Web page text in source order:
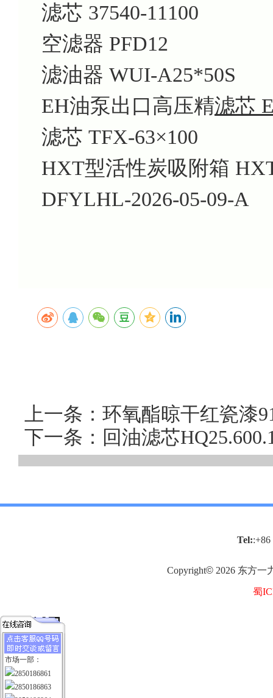
滤芯 37540-11100
空滤器 PFD12
滤油器 WUI-A25*50S
EH油泵出口高压精滤芯
滤芯 TFX-63×100
HXT型活性炭吸附箱
DFYLHL-2026-05-09-A
上一条：环氧酯晾干红瓷漆
下一条：回油滤芯
Tel::+86
Copyright© 2026 东方一
蜀
市场一部：
2850186861
2850186863